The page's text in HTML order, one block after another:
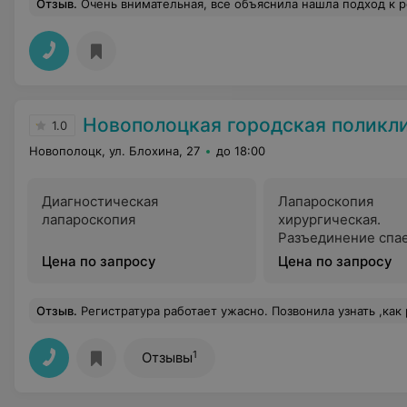
Отзыв. Очень внимательная, все объяснила нашла подход к
1.0 Новополоцкая городская
Новополоцк, ул. Блохина, 27 до 18:00
Диагностическая
лапароскопия
Цена по запросу
Лапароскопия
хирургическая.
Разъединение
эндотрахеальным
Цена по запросу
Отзыв. Регистратура работает ужасно. Позвонила узнать ,как работает поликлиника 4.01.2025 и 6.01.2025 ,мне грубо ответили, что
Отзывы1